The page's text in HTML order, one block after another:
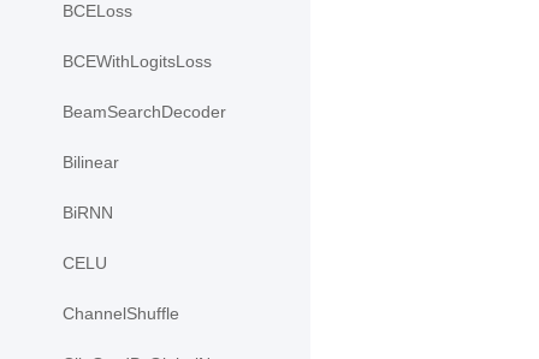
BCELoss
BCEWithLogitsLoss
BeamSearchDecoder
Bilinear
BiRNN
CELU
ChannelShuffle